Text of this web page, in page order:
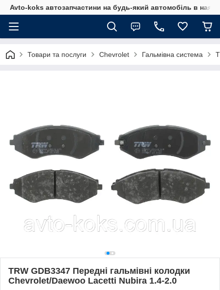
Avto-koks автозапчастини на будь-який автомобіль в
Товари та послуги Chevrolet Гальмівна система
TRW GDB3347 Передні гальмівні колодки
Chevrolet/Daewoo Lacetti Nubira 1.4-2.0